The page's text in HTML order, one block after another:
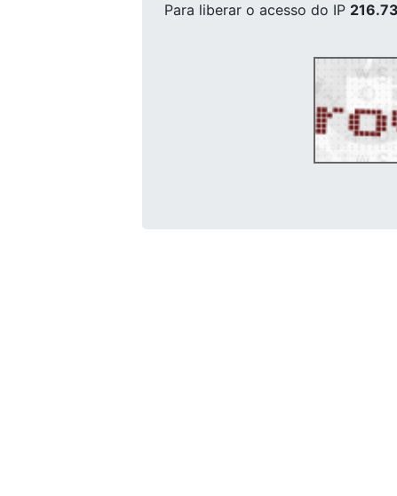
Para liberar o acesso do IP